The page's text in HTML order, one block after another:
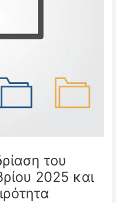
του
2025 και